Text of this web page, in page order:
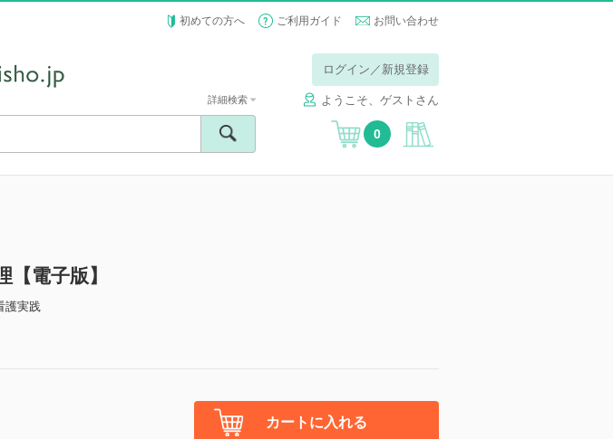
初めての方へ ご利用ガイド お問い合わせ
ログイン／新規登録
ようこそ、ゲストさん
詳細検索
0
【電子版】
護実践
カートに入れる